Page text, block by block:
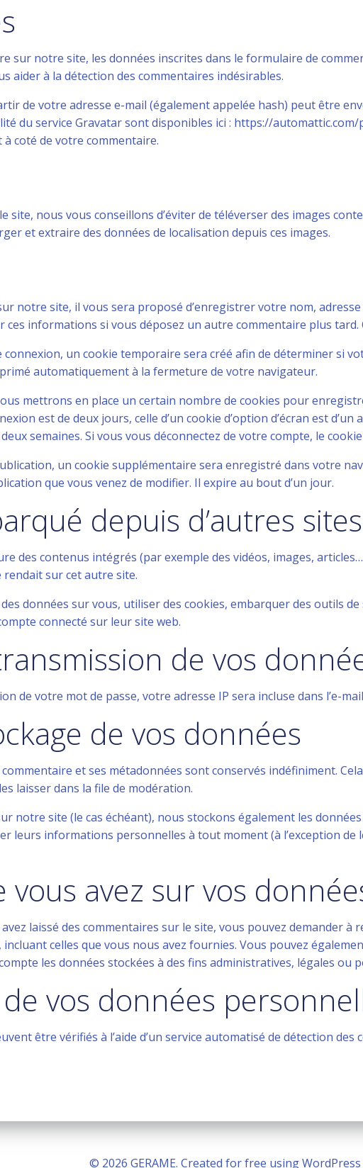
sur notre site, les données inscrites dans le formulaire de
aider à la détection des commentaires indésirables.
de votre adresse e-mail (également appelée hash) peut être
du service Gravatar sont disponibles ici : https://
coté de votre commentaire.
site, nous vous conseillons d’éviter de téléverser des images
et extraire des données de localisation depuis ces images.
notre site, il vous sera proposé d’enregistrer votre nom,
informations si vous déposez un autre commentaire plus tard.
connexion, un cookie temporaire sera créé afin de déterminer si
automatiquement à la fermeture de votre navigateur.
mettrons en place un certain nombre de cookies pour
est de deux jours, celle d’un cookie d’option d’écran est
semaines. Si vous vous déconnectez de votre compte, le
un cookie supplémentaire sera enregistré dans votre
que vous venez de modifier. Il expire au bout d’un jour.
depuis d’autres sites
des contenus intégrés (par exemple des vidéos, images,
rendait sur cet autre site.
données sur vous, utiliser des cookies, embarquer des outils
connecté sur leur site web.
de vos
de votre mot de passe, votre adresse IP sera incluse dans l’e-
de vos données
et ses métadonnées sont conservés indéfiniment.
laisser dans la file de modération.
notre site (le cas échéant), nous stockons également les
leurs informations personnelles à tout moment (à l’exception
vous avez sur vos
laissé des commentaires sur le site, vous pouvez demander
celles que vous nous avez fournies. Vous pouvez
les données stockées à des fins administratives, légales ou
vos données
être vérifiés à l’aide d’un service automatisé de détection des
© 2026 GERAME. Created for free using